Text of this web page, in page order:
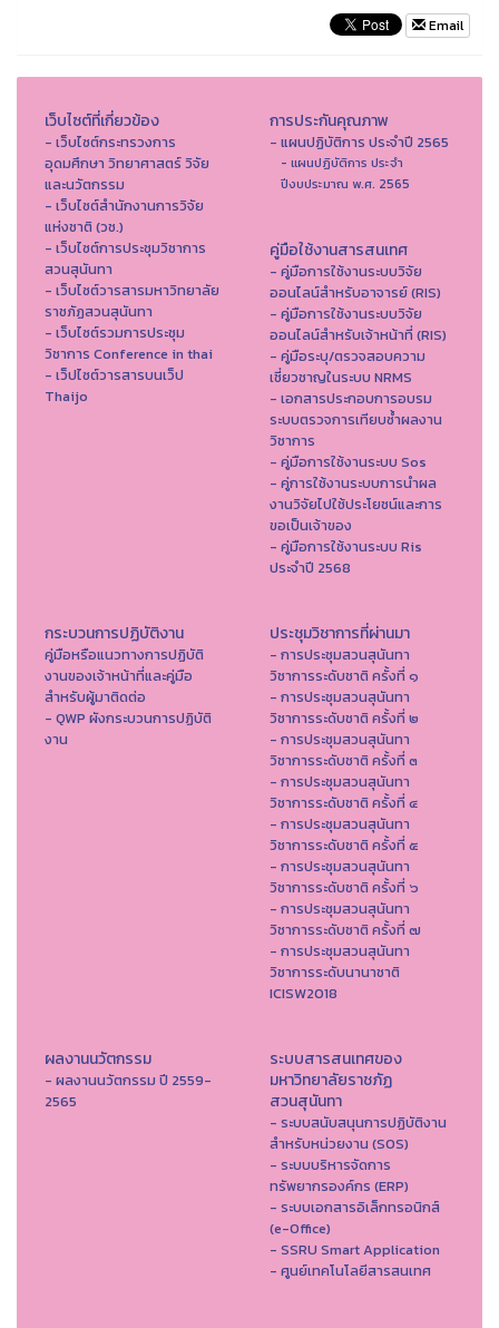
Email
เว็บไซต์ที่เกี่ยวข้อง
- เว็บไซต์กระทรวงการ
อุดมศึกษา วิทยาศาสตร์ วิจัย
และนวัตกรรม
- เว็บไซต์สำนักงานการวิจัย
แห่งชาติ (วช.)
- เว็บไซต์การประชุมวิชาการ
สวนสุนันทา
- เว็บไซต์วารสารมหาวิทยาลัย
ราชภัฏสวนสุนันทา
- เว็บไซต์รวมการประชุม
วิชาการ Conference in thai
- เว็ปไซต์วารสารบนเว็ป
Thaijo
การประกันคุณภาพ
- แผนปฏิบัติการ ประจำปี 2565
- แผนปฏิบัติการ ประจำ
ปีงบประมาณ พ.ศ. 2565
คู่มือใช้งานสารสนเทศ
- คู่มือการใช้งานระบบวิจัย
ออนไลน์สำหรับอาจารย์ (RIS)
- คู่มือการใช้งานระบบวิจัย
ออนไลน์สำหรับเจ้าหน้าที่ (RIS)
- คู่มือระบุ/ตรวจสอบความ
เชี่ยวชาญในระบบ NRMS
- เอกสารประกอบการอบรม
ระบบตรวจการเทียบซ้ำผลงาน
วิชาการ
- คู่มือการใช้งานระบบ Sos
- คู่การใช้งานระบบการนำผล
งานวิจัยไปใช้ประโยชน์และการ
ขอเป็นเจ้าของ
- คู่มือการใช้งานระบบ Ris
ประจำปี 2568
กระบวนการปฏิบัติงาน
คู่มือหรือแนวทางการปฏิบัติ
งานของเจ้าหน้าที่และคู่มือ
สำหรับผู้มาติดต่อ
- QWP ผังกระบวนการปฏิบัติ
งาน
ประชุมวิชาการที่ผ่านมา
- การประชุมสวนสุนันทา
วิชาการระดับชาติ ครั้งที่ ๑
- การประชุมสวนสุนันทา
วิชาการระดับชาติ ครั้งที่ ๒
- การประชุมสวนสุนันทา
วิชาการระดับชาติ ครั้งที่ ๓
- การประชุมสวนสุนันทา
วิชาการระดับชาติ ครั้งที่ ๔
- การประชุมสวนสุนันทา
วิชาการระดับชาติ ครั้งที่ ๕
- การประชุมสวนสุนันทา
วิชาการระดับชาติ ครั้งที่ ๖
- การประชุมสวนสุนันทา
วิชาการระดับชาติ ครั้งที่ ๗
- การประชุมสวนสุนันทา
วิชาการระดับนานาชาติ
ICISW2018
ผลงานนวัตกรรม
- ผลงานนวัตกรรม ปี 2559-
2565
ระบบสารสนเทศของ
มหาวิทยาลัยราชภัฏ
สวนสุนันทา
- ระบบสนับสนุนการปฏิบัติงาน
สำหรับหน่วยงาน (SOS)
- ระบบบริหารจัดการ
ทรัพยากรองค์กร (ERP)
- ระบบเอกสารอิเล็กทรอนิกส์
(e-Office)
- SSRU Smart Application
- ศูนย์เทคโนโลยีสารสนเทศ